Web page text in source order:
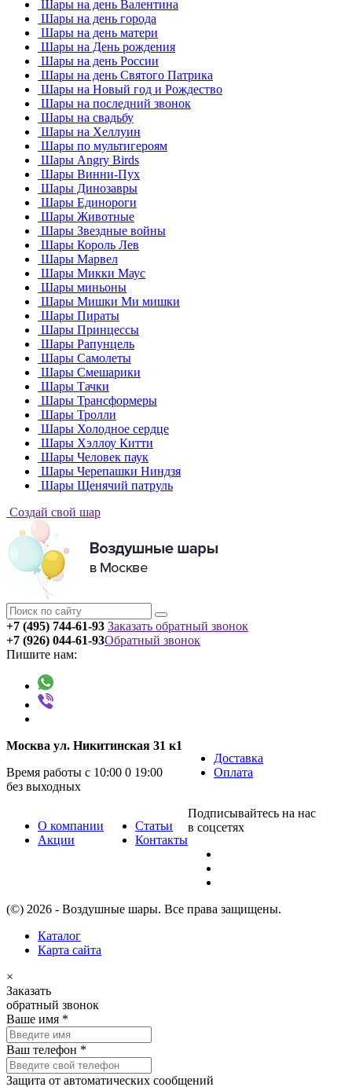
Шары на день Валентина
Шары на день города
Шары на день матери
Шары на День рождения
Шары на день России
Шары на день Святого Патрика
Шары на Новый год и Рождество
Шары на последний звонок
Шары на свадьбу
Шары на Хеллуин
Шары по мультигероям
Шары Angry Birds
Шары Винни-Пух
Шары Динозавры
Шары Единороги
Шары Животные
Шары Звездные войны
Шары Король Лев
Шары Марвел
Шары Микки Маус
Шары миньоны
Шары Мишки Ми мишки
Шары Пираты
Шары Принцессы
Шары Рапунцель
Шары Самолеты
Шары Смешарики
Шары Тачки
Шары Трансформеры
Шары Тролли
Шары Холодное сердце
Шары Хэллоу Китти
Шары Человек паук
Шары Черепашки Ниндзя
Шары Щенячий патруль
Создай свой шар
+7 (495) 744-61-93 Заказать обратный звонок
+7 (926) 044-61-93
Пишите нам:
Обратный звонок
Москва ул. Никитинская 31 к1
Время работы с 10:00 0 19:00
без выходных
Доставка
Оплата
О компании
Акции
Статьи
Контакты
Подписывайтесь на нас
в соцсетях
(©) 2026 - Воздушные шары. Все права защищены.
Каталог
Карта сайта
×
Заказать
обратный звонок
Ваше имя *
Ваш телефон *
Защита от автоматических сообщений